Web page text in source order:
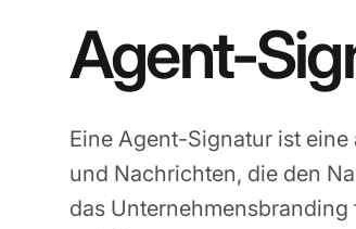
Agent-
Eine Agent-Signatur ist
und Nachrichten, die den
das